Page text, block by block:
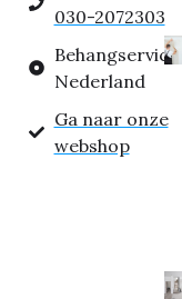
030-2072303
Behangservice
Nederland
Ga naar onze
webshop